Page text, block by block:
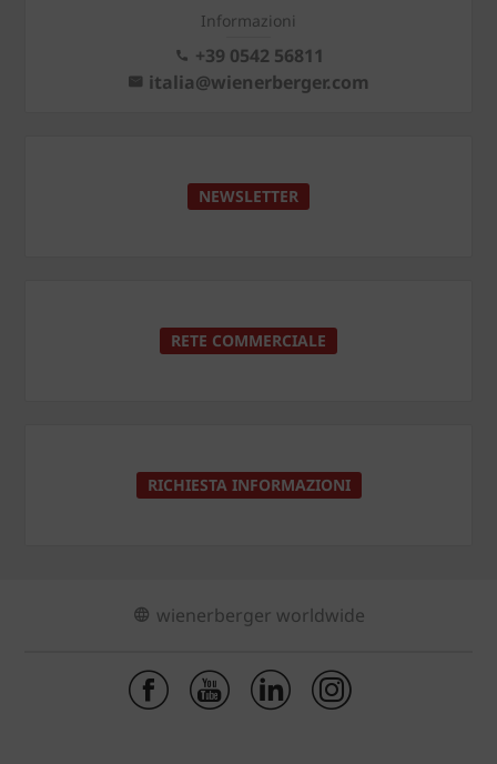
Informazioni
+39 0542 56811
italia@wienerberger.com
NEWSLETTER
RETE COMMERCIALE
RICHIESTA INFORMAZIONI
wienerberger worldwide